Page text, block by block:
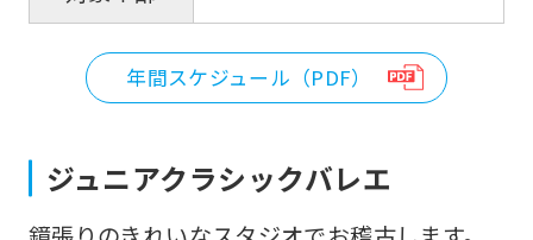
年間スケジュール（PDF）
ジュニアクラシックバレエ